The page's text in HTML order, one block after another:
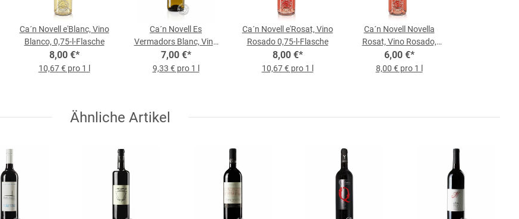
Ca´n Novell e'Blanc, Vino
Blanco, 0,75-l-Flasche
8,00 €*
10,67 € pro 1 l
Ca´n Novell Es
Vermadors Blanc, Vino
Blanco, 0,75-l-Flasche
7,00 €*
9,33 € pro 1 l
Ca´n Novell e'Rosat, Vino
Rosado 0,75-l-Flasche
8,00 €*
10,67 € pro 1 l
Ca´n Novell Novella
Rosat, Vino Rosado,
0,75-l-Flasche
6,00 €*
8,00 € pro 1 l
Ähnliche Artikel